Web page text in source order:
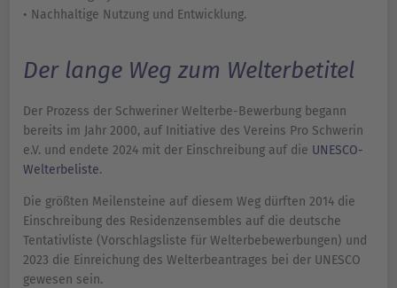
• Nachhaltige Nutzung und Entwicklung.
Der lange Weg zum Welterbetitel
Der Prozess der Schweriner Welterbe-Bewerbung begann
bereits im Jahr 2000, auf Initiative des Vereins Pro Schwerin
e.V. und endete 2024 mit der Einschreibung auf die UNESCO-
Welterbeliste.
Die größten Meilensteine auf diesem Weg dürften 2014 die
Einschreibung des Residenzensembles auf die deutsche
Tentativliste (Vorschlagsliste für Welterbebewerbungen) und
2023 die Einreichung des Welterbeantrages bei der UNESCO
gewesen sein.